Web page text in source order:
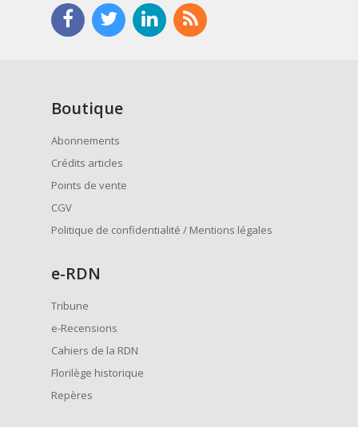
Boutique
Abonnements
Crédits articles
Points de vente
CGV
Politique de confidentialité / Mentions légales
e-RDN
Tribune
e-Recensions
Cahiers de la RDN
Florilège historique
Repères